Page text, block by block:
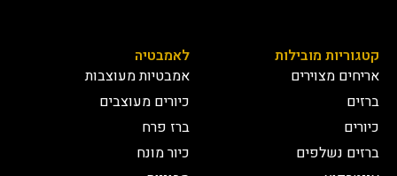
קטגוריות מובילות
אריחים מצוירים
ברזים
כיורים
ברזים נשלפים
לאמבטיה
אמבטיות מעוצבות
כיורים מעוצבים
ברז פרח
כיור מונח